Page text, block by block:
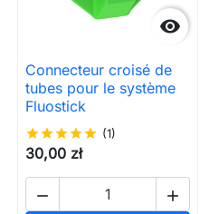

Connecteur croisé de
tubes pour le système
Fluostick
starstarstarstarstar (1)
30,00 zł
 